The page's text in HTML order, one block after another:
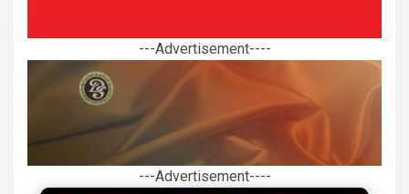
---Advertisement----
---Advertisement----